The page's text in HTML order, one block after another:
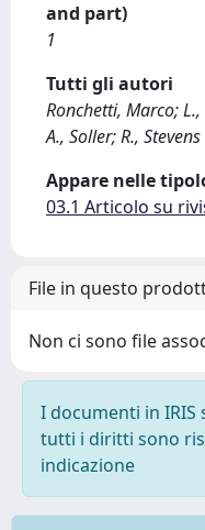
and part)
1
Tutti gli autori
Ronchetti, Marco;
A., Soller; R., Stevens
Appare nelle
03.1 Articolo su
File in questo
Non ci sono file
I documenti in
tutti i diritti sono
indicazione